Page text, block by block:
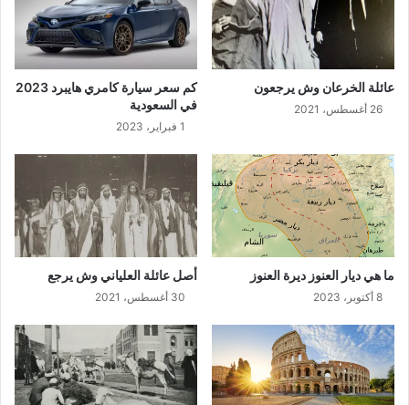
عائلة الخرعان وش يرجعون
26 أغسطس، 2021
كم سعر سيارة كامري هايبرد 2023
في السعودية
1 فبراير، 2023
ما هي ديار العنوز ديرة العنوز
8 أكتوبر، 2023
أصل عائلة العلياني وش يرجع
30 أغسطس، 2021